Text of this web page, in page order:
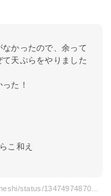
かったので、余って
天ぷらをやりました
た！
こ和え